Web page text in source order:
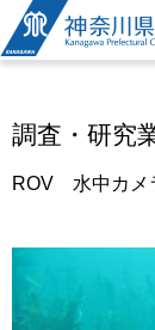
神奈川県
調査・研究
ROV 水中カ